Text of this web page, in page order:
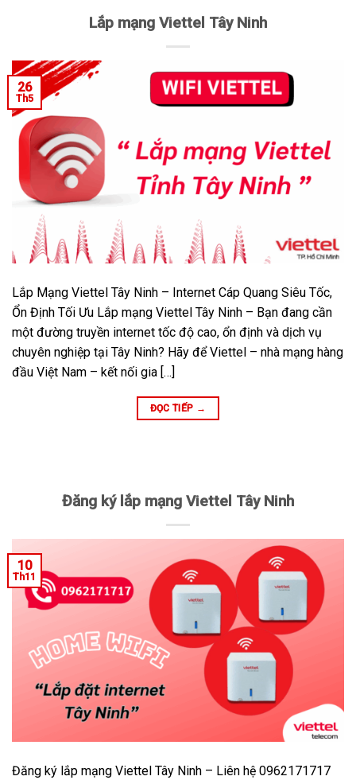
Lắp mạng Viettel Tây Ninh
26
Th5
Lắp Mạng Viettel Tây Ninh – Internet Cáp Quang Siêu Tốc,
Ổn Định Tối Ưu Lắp mạng Viettel Tây Ninh – Bạn đang cần
một đường truyền internet tốc độ cao, ổn định và dịch vụ
chuyên nghiệp tại Tây Ninh? Hãy để Viettel – nhà mạng hàng
đầu Việt Nam – kết nối gia […]
ĐỌC TIẾP →
Đăng ký lắp mạng Viettel Tây Ninh
10
Th11
Đăng ký lắp mạng Viettel Tây Ninh – Liên hệ 0962171717